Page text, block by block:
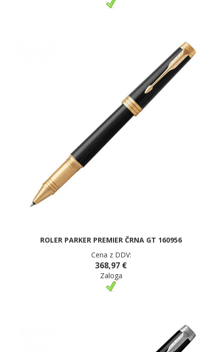
ROLER PARKER PREMIER ČRNA GT 160956
Cena z DDV:
368,97 €
Zaloga